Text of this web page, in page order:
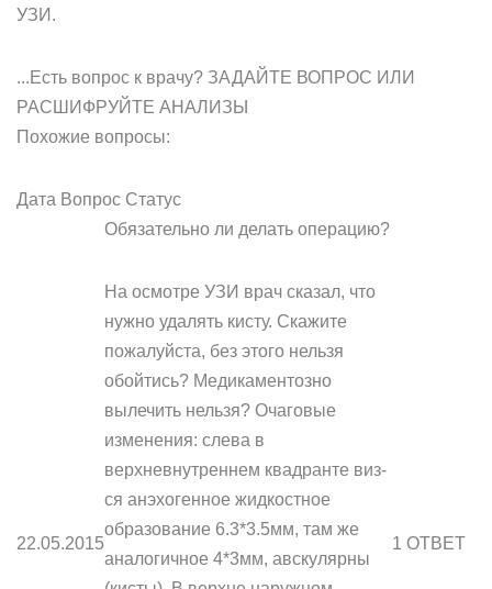
УЗИ.
...Есть вопрос к врачу? ЗАДАЙТЕ ВОПРОС ИЛИ
РАСШИФРУЙТЕ АНАЛИЗЫ
Похожие вопросы:
Дата Вопрос Статус
22.05.2015
Обязательно ли делать операцию?
На осмотре УЗИ врач сказал, что
нужно удалять кисту. Скажите
пожалуйста, без этого нельзя
обойтись? Медикаментозно
вылечить нельзя? Очаговые
изменения: слева в
верхневнутреннем квадранте виз-
ся анэхогенное жидкостное
образование 6.3*3.5мм, там же
аналогичное 4*3мм, авскулярны
1 ОТВЕТ